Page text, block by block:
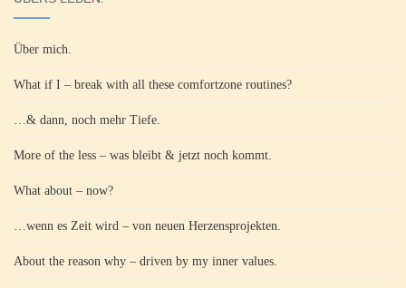
Über mich.
What if I – break with all these comfortzone routines?
…& dann, noch mehr Tiefe.
More of the less – was bleibt & jetzt noch kommt.
What about – now?
…wenn es Zeit wird – von neuen Herzensprojekten.
About the reason why – driven by my inner values.